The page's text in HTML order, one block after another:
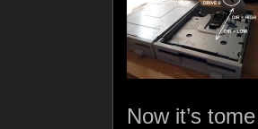
Now it’s